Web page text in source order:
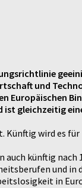
und
Europäischen
gleichzeitig
wird es
auch künftig
und
in